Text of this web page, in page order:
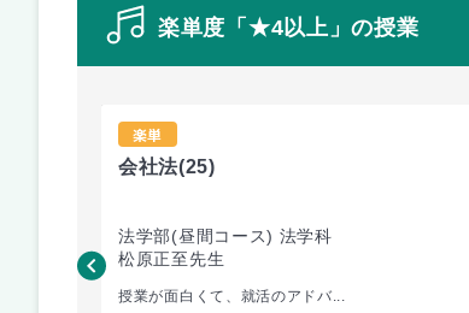
楽単度「★4以上」の授業
楽単
会社法(25)
法学部(昼間コース) 法学科
松原正至先生
授業が面白くて、就活のアドバ...